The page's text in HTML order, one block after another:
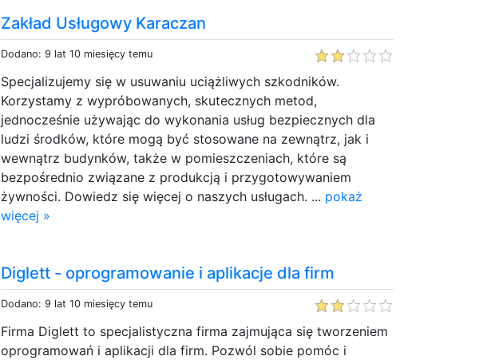
Zakład Usługowy Karaczan
Dodano: 9 lat 10 miesięcy temu
Specjalizujemy się w usuwaniu uciążliwych szkodników.
Korzystamy z wypróbowanych, skutecznych metod,
jednocześnie używając do wykonania usług bezpiecznych dla
ludzi środków, które mogą być stosowane na zewnątrz, jak i
wewnątrz budynków, także w pomieszczeniach, które są
bezpośrednio związane z produkcją i przygotowywaniem
żywności. Dowiedz się więcej o naszych usługach. ... pokaż
więcej »
Diglett - oprogramowanie i aplikacje dla firm
Dodano: 9 lat 10 miesięcy temu
Firma Diglett to specjalistyczna firma zajmująca się tworzeniem
oprogramowań i aplikacji dla firm. Pozwól sobie pomóc i